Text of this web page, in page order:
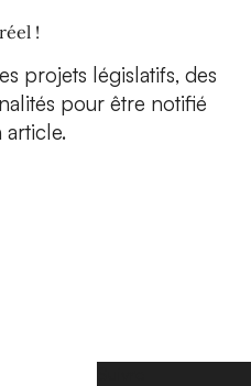
!
projets législatifs, des
pour être notifié
article.